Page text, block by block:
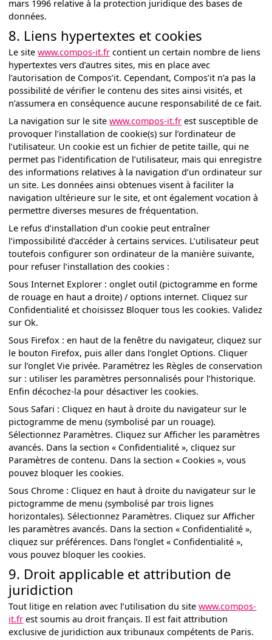
mars 1996 relative à la protection juridique des bases de
données.
8. Liens hypertextes et cookies
Le sitewww.compos-it.fr contient un certain nombre de liens
hypertextes vers d’autres sites, mis en place avec
l’autorisation de Compos’it. Cependant, Compos’it n’a pas la
possibilité de vérifier le contenu des sites ainsi visités, et
n’assumera en conséquence aucune responsabilité de ce fait.
La navigation sur le sitewww.compos-it.fr est susceptible de
provoquer l’installation de cookie(s) sur l’ordinateur de
l’utilisateur. Un cookie est un fichier de petite taille, qui ne
permet pas l’identification de l’utilisateur, mais qui enregistre
des informations relatives à la navigation d’un ordinateur sur
un site. Les données ainsi obtenues visent à faciliter la
navigation ultérieure sur le site, et ont également vocation à
permettre diverses mesures de fréquentation.
Le refus d’installation d’un cookie peut entraîner
l’impossibilité d’accéder à certains services. L’utilisateur peut
toutefois configurer son ordinateur de la manière suivante,
pour refuser l’installation des cookies :
Sous Internet Explorer : onglet outil (pictogramme en forme
de rouage en haut a droite) / options internet. Cliquez sur
Confidentialité et choisissez Bloquer tous les cookies. Validez
sur Ok.
Sous Firefox : en haut de la fenêtre du navigateur, cliquez sur
le bouton Firefox, puis aller dans l’onglet Options. Cliquer
sur l’onglet Vie privée. Paramétrez les Règles de conservation
sur : utiliser les paramètres personnalisés pour l’historique.
Enfin décochez-la pour désactiver les cookies.
Sous Safari : Cliquez en haut à droite du navigateur sur le
pictogramme de menu (symbolisé par un rouage).
Sélectionnez Paramètres. Cliquez sur Afficher les paramètres
avancés. Dans la section « Confidentialité », cliquez sur
Paramètres de contenu. Dans la section « Cookies », vous
pouvez bloquer les cookies.
Sous Chrome : Cliquez en haut à droite du navigateur sur le
pictogramme de menu (symbolisé par trois lignes
horizontales). Sélectionnez Paramètres. Cliquez sur Afficher
les paramètres avancés. Dans la section « Confidentialité »,
cliquez sur préférences. Dans l’onglet « Confidentialité »,
vous pouvez bloquer les cookies.
9. Droit applicable et attribution de
juridiction
Tout litige en relation avec l’utilisation du sitewww.compos-
it.fr est soumis au droit français. Il est fait attribution
exclusive de juridiction aux tribunaux compétents de Paris.